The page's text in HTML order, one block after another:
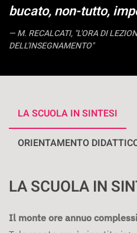
bucato, non-tutto,
M. RECALCATI, "L'ORA DI
DELL'INSEGNAMENTO"
LA SCUOLA IN SINTESI
ORIENTAMENTO
LA SCUOLA IN
Il monte ore annuo